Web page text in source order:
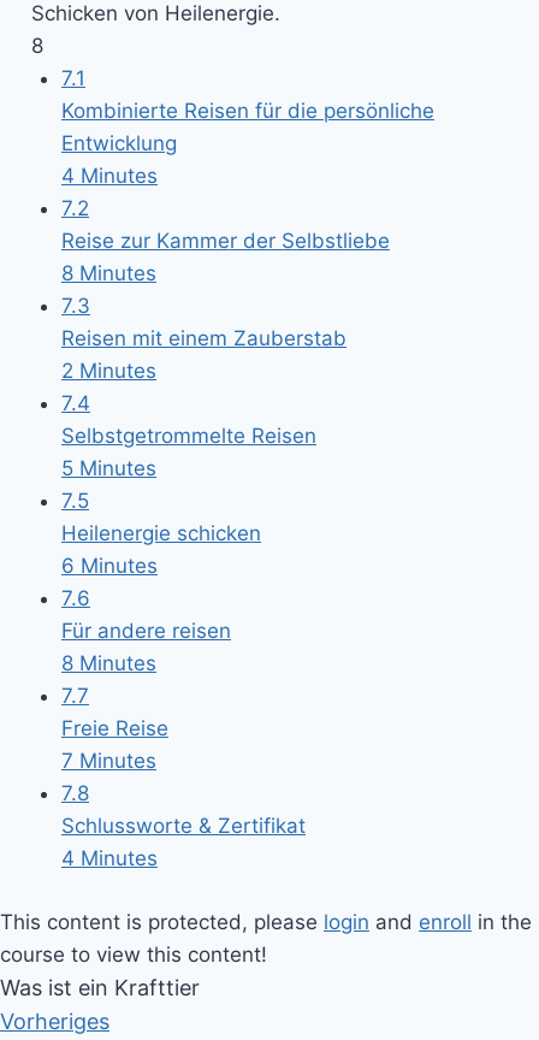
Schicken von Heilenergie.
8
7.1
Kombinierte Reisen für die persönliche
Entwicklung
4 Minutes
7.2
Reise zur Kammer der Selbstliebe
8 Minutes
7.3
Reisen mit einem Zauberstab
2 Minutes
7.4
Selbstgetrommelte Reisen
5 Minutes
7.5
Heilenergie schicken
6 Minutes
7.6
Für andere reisen
8 Minutes
7.7
Freie Reise
7 Minutes
7.8
Schlussworte & Zertifikat
4 Minutes
This content is protected, please login and enroll in the
course to view this content!
Was ist ein Krafttier
Vorheriges